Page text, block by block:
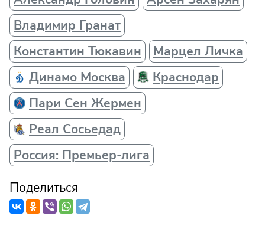
Владимир Гранат
Константин Тюкавин
Марцел Личка
Динамо Москва
Краснодар
Пари Сен Жермен
Реал Сосьедад
Россия: Премьер-лига
Поделиться